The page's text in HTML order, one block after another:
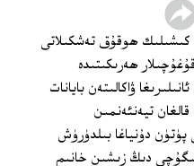
ھوقۇق تەشكىلاتى
ھەرىكىتىدە
ۋاكالىتەن بايانات
تيەنئەنمىن
پۈتۈن دۇنياغا بىلدۈرۈش
دىڭ زىشىن خانىم